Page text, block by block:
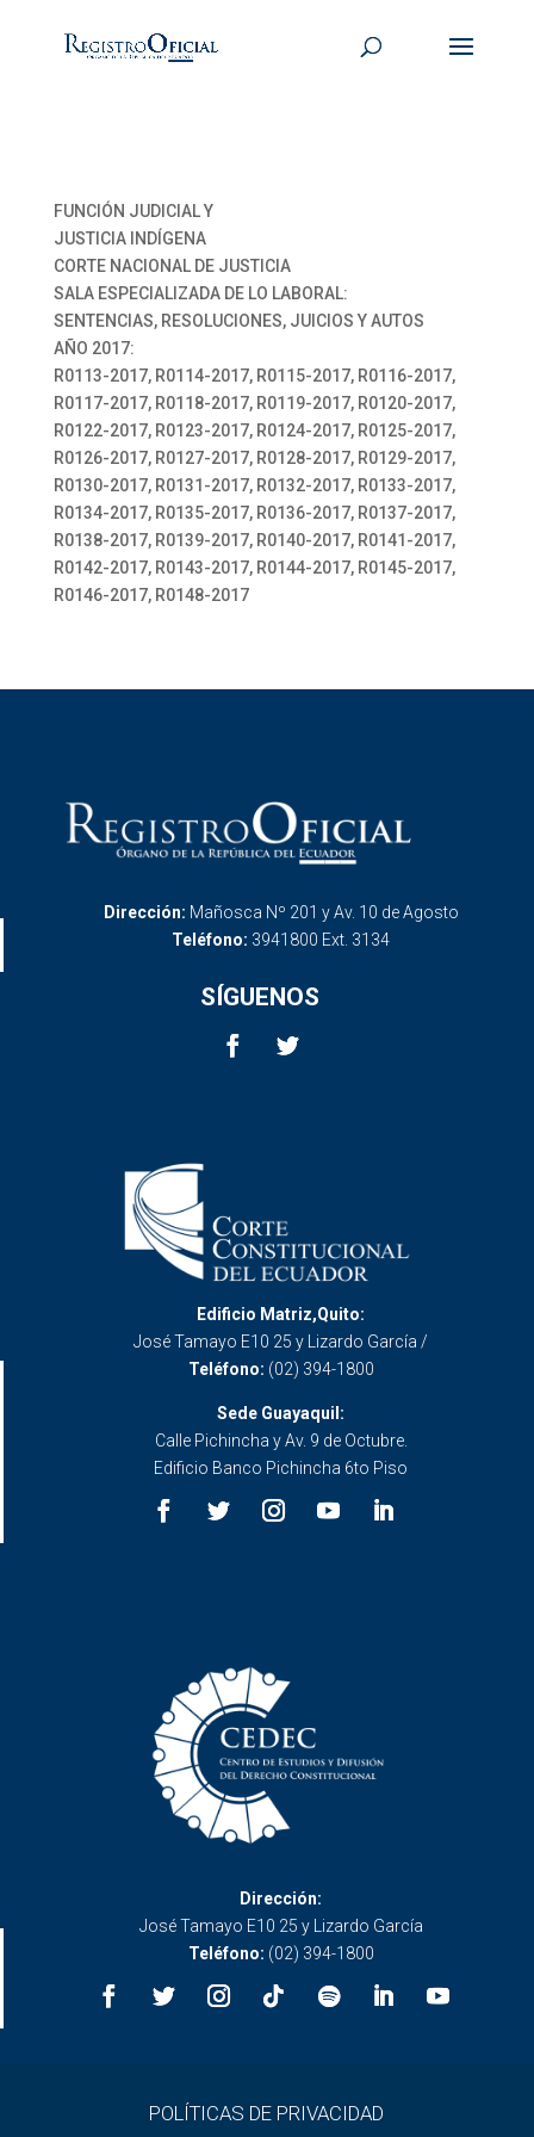
FUNCIÓN JUDICIAL Y
JUSTICIA INDÍGENA
CORTE NACIONAL DE JUSTICIA
SALA ESPECIALIZADA DE LO LABORAL:
SENTENCIAS, RESOLUCIONES, JUICIOS Y AUTOS
AÑO 2017:
R0113-2017, R0114-2017, R0115-2017, R0116-2017,
R0117-2017, R0118-2017, R0119-2017, R0120-2017,
R0122-2017, R0123-2017, R0124-2017, R0125-2017,
R0126-2017, R0127-2017, R0128-2017, R0129-2017,
R0130-2017, R0131-2017, R0132-2017, R0133-2017,
R0134-2017, R0135-2017, R0136-2017, R0137-2017,
R0138-2017, R0139-2017, R0140-2017, R0141-2017,
R0142-2017, R0143-2017, R0144-2017, R0145-2017,
R0146-2017, R0148-2017
Dirección: Mañosca Nº 201 y Av. 10 de Agosto
Teléfono: 3941800 Ext. 3134
SÍGUENOS
Edificio Matriz,Quito:
José Tamayo E10 25 y Lizardo García /
Teléfono: (02) 394-1800
Sede Guayaquil:
Calle Pichincha y Av. 9 de Octubre.
Edificio Banco Pichincha 6to Piso
Dirección:
José Tamayo E10 25 y Lizardo García
Teléfono: (02) 394-1800
POLÍTICAS DE PRIVACIDAD